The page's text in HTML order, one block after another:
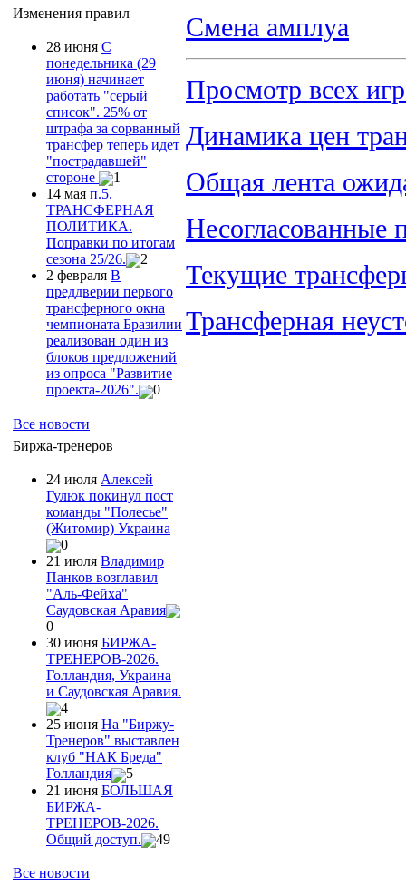
Изменения правил
28 июня С
понедельника (29
июня) начинает
работать "серый
список". 25% от
штрафа за сорванный
трансфер теперь идет
"пострадавшей"
стороне
1
14 мая п.5.
ТРАНСФЕРНАЯ
ПОЛИТИКА.
Поправки по итогам
сезона 25/26.
2
2 февраля В
преддверии первого
трансферного окна
чемпионата Бразилии
реализован один из
блоков предложений
из опроса "Развитие
проекта-2026".
0
Все новости
Биржа-тренеров
24 июля Алексей
Гулюк покинул пост
команды "Полесье"
(Житомир) Украина
0
21 июля Владимир
Панков возглавил
"Аль-Фейха"
Саудовская Аравия
0
30 июня БИРЖА-
ТРЕНЕРОВ-2026.
Голландия, Украина
и Саудовская Аравия.
4
25 июня На "Биржу-
Тренеров" выставлен
клуб "НАК Бреда"
Голландия
5
21 июня БОЛЬШАЯ
БИРЖА-
ТРЕНЕРОВ-2026.
Общий доступ.
49
Все новости
Смена амплуа
Просмотр всех
Динамика цен
Общая лента
Несогласованные
Текущие
Трансферная